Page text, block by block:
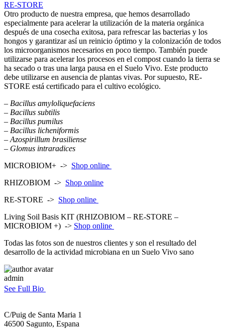
RE-STORE
Otro producto de nuestra empresa, que hemos desarrollado
especialmente para acelerar la utilización de la materia orgánica
después de una cosecha exitosa, para refrescar las bacterias y los
hongos y garantizar así un reinicio óptimo y la colonización de todos
los microorganismos necesarios en poco tiempo. También puede
utilizarse para acelerar los procesos en el compost cuando la tierra se
ha secado o tras una larga pausa en el Suelo Vivo. Este producto
debe utilizarse en ausencia de plantas vivas. Por supuesto, RE-
STORE está certificado para el cultivo ecológico.
– Bacillus amyloliquefaciens
– Bacillus subtilis
– Bacillus pumilus
– Bacillus licheniformis
– Azospirillum brasiliense
– Glomus intraradices
MICROBIOM+ -> Shop online
RHIZOBIOM -> Shop online
RE-STORE -> Shop online
Living Soil Basis KIT (RHIZOBIOM – RE-STORE –
MICROBIOM +) -> Shop online
Todas las fotos son de nuestros clientes y son el resultado del
desarrollo de la actividad microbiana en un Suelo Vivo sano
admin
See Full Bio
C/Puig de Santa Maria 1
46500 Sagunto, Espana